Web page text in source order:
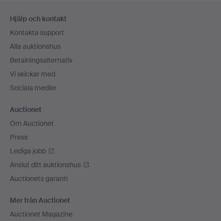
Hjälp och kontakt
Kontakta support
Alla auktionshus
Betalningsalternativ
Vi skickar med
Sociala medier
Auctionet
Om Auctionet
Press
Lediga jobb
Anslut ditt auktionshus
Auctionets garanti
Mer från Auctionet
Auctionet Magazine